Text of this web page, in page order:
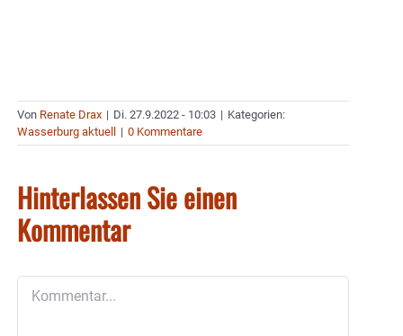
Von Renate Drax | Di. 27.9.2022 - 10:03 | Kategorien:
Wasserburg aktuell | 0 Kommentare
Hinterlassen Sie einen
Kommentar